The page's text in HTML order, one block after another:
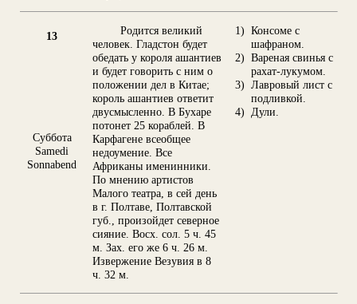
13
Родится великий
человек. Гладстон будет
обедать у короля ашантиев
и будет говорить с ним о
положении дел в Китае;
король ашантиев ответит
двусмысленно. В Бухаре
потонет 25 кораблей. В
Карфагене всеобщее
недоумение. Все
Африканы именинники.
По мнению артистов
Малого театра, в сей день
в г. Полтаве, Полтавской
губ., произойдет северное
сияние. Восх. сол. 5 ч. 45
м. Зах. его же 6 ч. 26 м.
Извержение Везувия в 8
ч. 32 м.
1) Консоме с
шафраном.
2) Вареная свинья с
рахат-лукумом.
3) Лавровый лист с
подливкой.
4)
Дули.
Суббота
Samedi
Sonnabend